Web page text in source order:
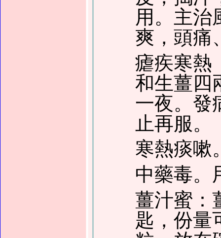
用。主治
爽，頭痛
瘧疾寒熱
和生薑四
一夜。發
止再服。
寒熱痰嗽
中藥毒。
薑汁蜜：
匙，份量